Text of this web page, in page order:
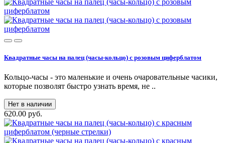
Квадратные часы на палец (часы-кольцо) с розовым циферблатом
Кольцо-часы - это маленькие и очень очаровательные часики,
которые позволят быстро узнать время, не ..
Нет в наличии
620.00 руб.